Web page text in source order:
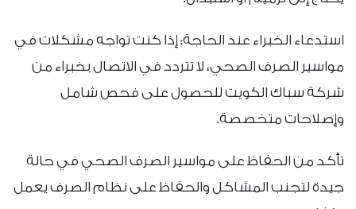
استدعاء الخبراء عند الحاجة: إذا كنت تواجه مشكلات في
مواسير الصرف الصحي، لا تتردد في الاتصال بخبراء من
شركة سباك الكويت للحصول على فحص شامل
وإصلاحات متخصصة.
تأكد من الحفاظ على مواسير الصرف الصحي في حالة
جيدة لتجنب المشاكل والحفاظ على نظام الصرف يعمل